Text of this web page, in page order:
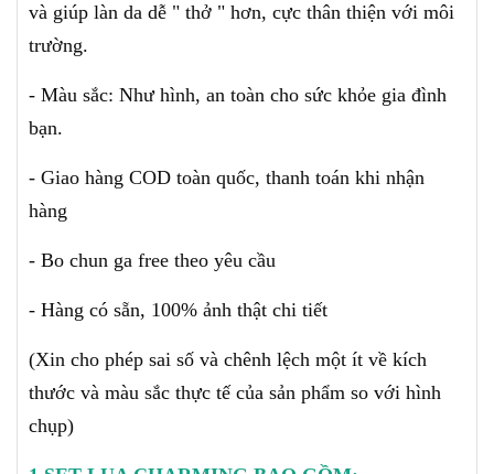
và giúp làn da dễ " thở " hơn, cực thân thiện với môi
trường.
- Màu sắc: Như hình, an toàn cho sức khỏe gia đình
bạn.
- Giao hàng COD toàn quốc, thanh toán khi nhận
hàng
- Bo chun ga free theo yêu cầu
- Hàng có sẵn, 100% ảnh thật chi tiết
(Xin cho phép sai số và chênh lệch một ít về kích
thước và màu sắc thực tế của sản phẩm so với hình
chụp)